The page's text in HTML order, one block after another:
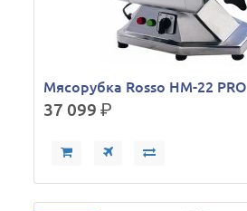
Мясорубка Rosso HM-22 PRO
37 099р.